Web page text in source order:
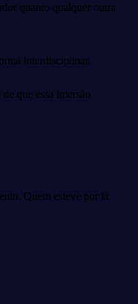
quanto qualquer outra
interdisciplinar.
de que essa imersão
Quem esteve por lá